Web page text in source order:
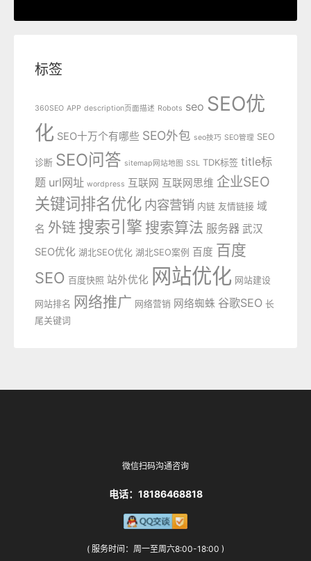
标签
360SEO APP description页面描述 Robots seo SEO优
化 SEO十万个有哪些 SEO外包 seo技巧 SEO管理 SEO
诊断 SEO问答 sitemap网站地图 SSL TDK标签 title标
题 url网址 wordpress 互联网 互联网思维 企业SEO
关键词排名优化 内容营销 内链 友情链接 域
名 外链 搜索引擎 搜索算法 服务器 武汉
SEO优化 湖北SEO优化 湖北SEO案例 百度 百度
SEO 百度快照 站外优化 网站优化 网站建设
网站排名 网络推广 网络营销 网络蜘蛛 谷歌SEO 长
尾关键词
微信扫码沟通咨询
电话：18186468818
( 服务时间：周一至周六8:00-18:00 )